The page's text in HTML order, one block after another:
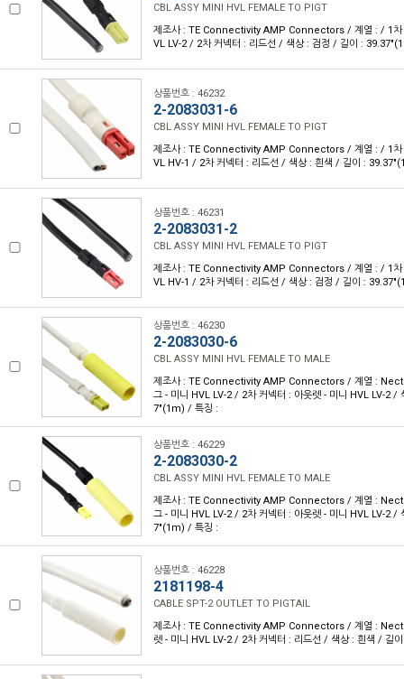
CBL ASSY MINI HVL FEMALE TO PIGT
제조사 : TE Connectivity AMP Connectors / 계열 : / 1차
VL LV-2 / 2차 커넥터 : 리드선 / 색상 : 검정 / 길이 :
상품번호 : 46232
2-2083031-6
CBL ASSY MINI HVL FEMALE TO PIGT
제조사 : TE Connectivity AMP Connectors / 계열 : / 1차
VL HV-1 / 2차 커넥터 : 리드선 / 색상 : 흰색 / 길이 :
상품번호 : 46231
2-2083031-2
CBL ASSY MINI HVL FEMALE TO PIGT
제조사 : TE Connectivity AMP Connectors / 계열 : / 1차
VL HV-1 / 2차 커넥터 : 리드선 / 색상 : 검정 / 길이 :
상품번호 : 46230
2-2083030-6
CBL ASSY MINI HVL FEMALE TO MALE
제조사 : TE Connectivity AMP Connectors / 계열 :
그 - 미니 HVL LV-2 / 2차 커넥터 : 아웃렛 - 미니 HVL LV-2 /
7"(1m) / 특징 :
상품번호 : 46229
2-2083030-2
CBL ASSY MINI HVL FEMALE TO MALE
제조사 : TE Connectivity AMP Connectors / 계열 :
그 - 미니 HVL LV-2 / 2차 커넥터 : 아웃렛 - 미니 HVL LV-2 /
7"(1m) / 특징 :
상품번호 : 46228
2181198-4
CABLE SPT-2 OUTLET TO PIGTAIL
제조사 : TE Connectivity AMP Connectors / 계열 :
렛 - 미니 HVL LV-2 / 2차 커넥터 : 리드선 / 색상 : 흰색 / 길